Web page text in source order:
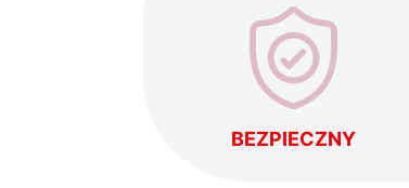
BEZPIECZNY